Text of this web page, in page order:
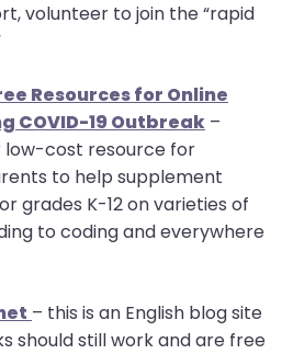
volunteer to join the “rapid
Resources for Online
COVID-19 Outbreak –
low-cost resource for
to help supplement
grades K-12 on varieties of
to coding and everywhere
– this is an English blog site
should still work and are free